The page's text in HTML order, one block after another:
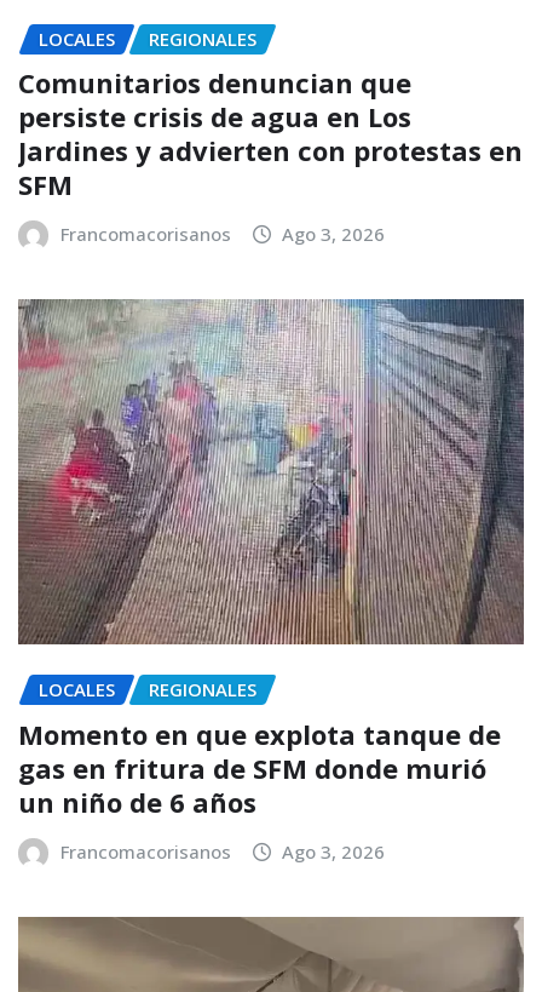
LOCALES REGIONALES
Comunitarios denuncian que
persiste crisis de agua en Los
Jardines y advierten con protestas en
SFM
Francomacorisanos Ago 3, 2026
LOCALES REGIONALES
Momento en que explota tanque de
gas en fritura de SFM donde murió
un niño de 6 años
Francomacorisanos Ago 3, 2026